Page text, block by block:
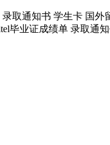
取通知书 学生卡 国
毕业证成绩单 录取